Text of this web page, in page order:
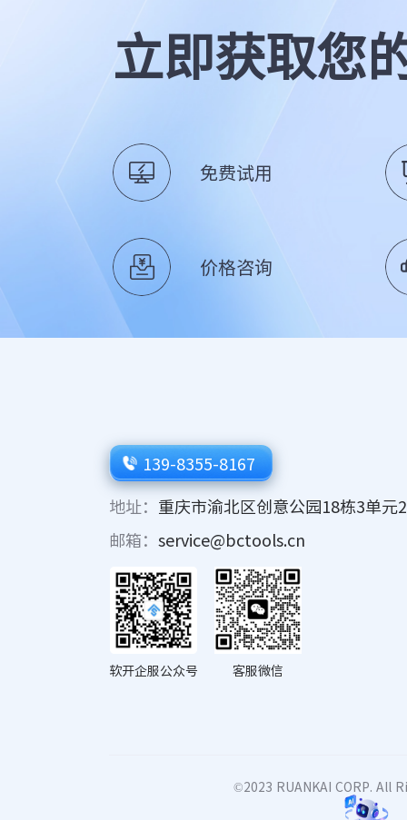
立即获取您
免费试用
价格咨询
139-8355-8167
地址： 重庆市渝北区创意公园18栋3单元
邮箱： service@bctools.cn
软开企服公众号 客服微信
©2023 RUANKAI CORP. All